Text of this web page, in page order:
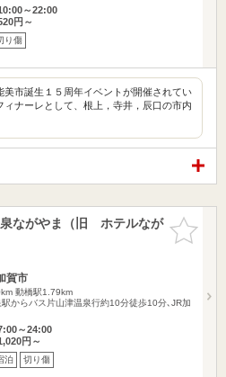
～22:00
円～
り傷
美市誕生１５周年イベントが開催されてい
ィナーレとして、根上，寺井，辰口の市内
お気に入
りに追加
ながやま（旧 ホテルなが
賀市
動橋駅1.79km
からバス片山津温泉行約10分徒歩10分､JR加
～24:00
円～
泊 切り傷